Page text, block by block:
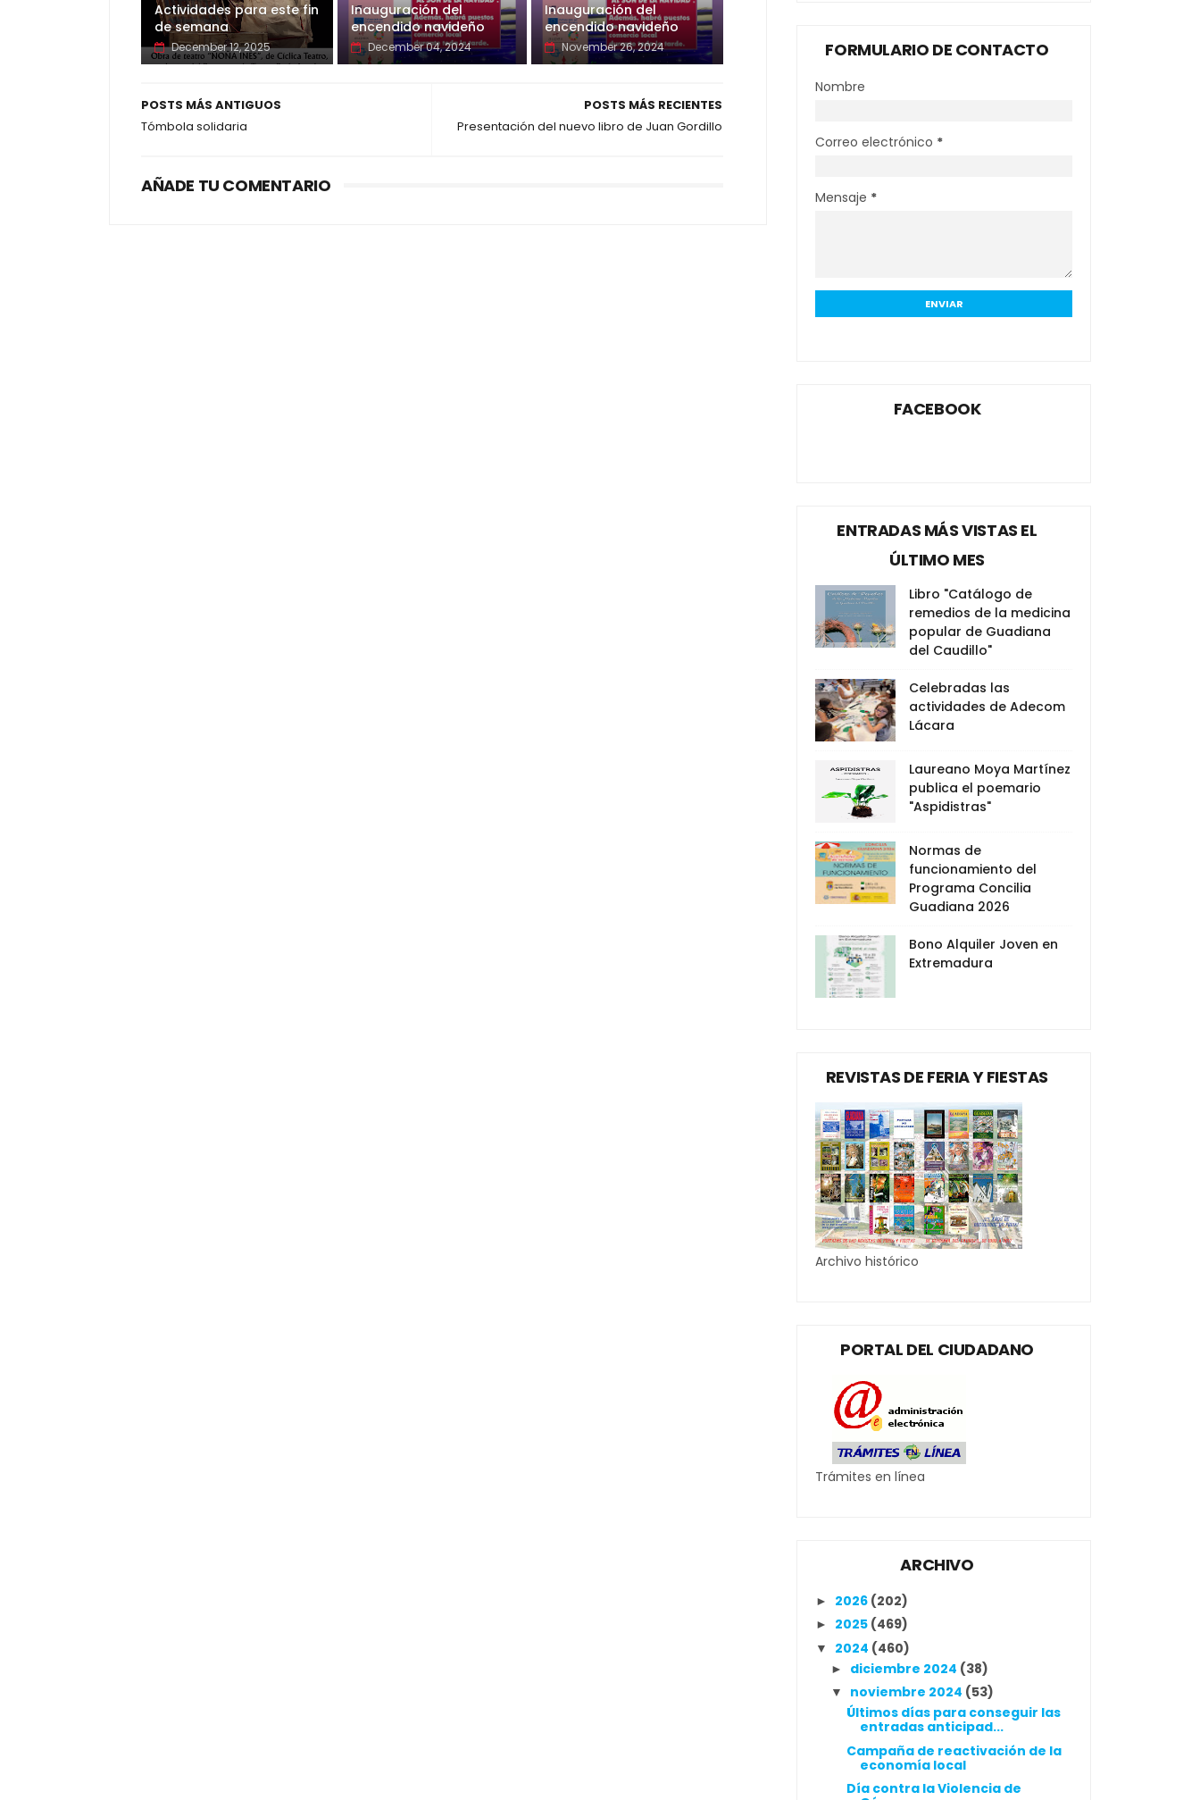
Actividades para este fin
de semana
December 12, 2025
Inauguración del
encendido navideño
December 04, 2024
Inauguración del
encendido navideño
November 26, 2024
POSTS MÁS RECIENTES
Presentación del nuevo libro de Juan Gordillo
POSTS MÁS ANTIGUOS
Tómbola solidaria
AÑADE TU COMENTARIO
FORMULARIO DE CONTACTO
Nombre
Correo electrónico *
Mensaje *
FACEBOOK
ENTRADAS MÁS VISTAS EL
ÚLTIMO MES
Libro "Catálogo de
remedios de la medicina
popular de Guadiana
del Caudillo"
Celebradas las
actividades de Adecom
Lácara
Laureano Moya Martínez
publica el poemario
"Aspidistras"
Normas de
funcionamiento del
Programa Concilia
Guadiana 2026
Bono Alquiler Joven en
Extremadura
REVISTAS DE FERIA Y FIESTAS
Archivo histórico
PORTAL DEL CIUDADANO
Trámites en línea
ARCHIVO
► 2026 (202)
► 2025 (469)
▼ 2024 (460)
► diciembre 2024 (38)
▼ noviembre 2024 (53)
Últimos días para conseguir las
entradas anticipad...
Campaña de reactivación de la
economía local
Día contra la Violencia de